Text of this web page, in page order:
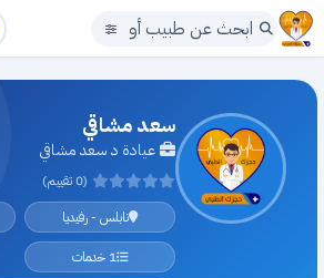
سعد مشاقي
عيادة د سعد مشاقي
(0 تقييم)
نابلس - رفيديا
1 خدمات